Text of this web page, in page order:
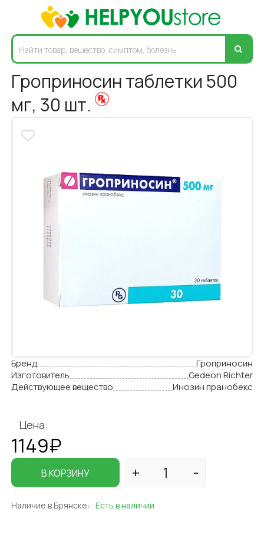
Гроприносин таблетки 500
мг, 30 шт.
Бренд
Гроприносин
Изготовитель
Gedeon Richter
Действующее вещество
Инозин пранобекс
Цена:
1149₽
В КОРЗИНУ
Наличие в Брянске: Есть в наличии